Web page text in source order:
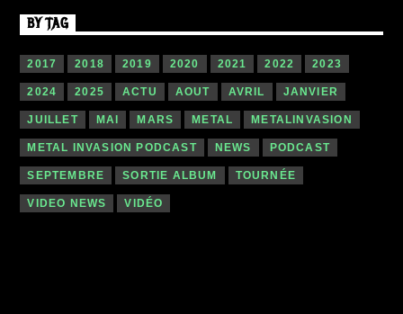
BY TAG
2017 2018 2019 2020 2021 2022 2023
2024 2025 ACTU AOUT AVRIL JANVIER
JUILLET MAI MARS METAL METALINVASION
METAL INVASION PODCAST NEWS PODCAST
SEPTEMBRE SORTIE ALBUM TOURNÉE
VIDEO NEWS VIDÉO